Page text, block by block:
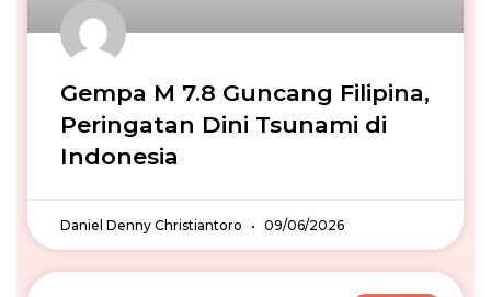
Gempa M 7.8 Guncang Filipina,
Peringatan Dini Tsunami di
Indonesia
Daniel Denny Christiantoro 09/06/2026